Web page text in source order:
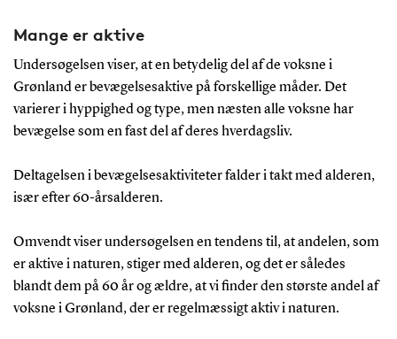
Mange er aktive
Undersøgelsen viser, at en betydelig del af de voksne i
Grønland er bevægelsesaktive på forskellige måder. Det
varierer i hyppighed og type, men næsten alle voksne har
bevægelse som en fast del af deres hverdagsliv.
Deltagelsen i bevægelsesaktiviteter falder i takt med alderen,
især efter 60-årsalderen.
Omvendt viser undersøgelsen en tendens til, at andelen, som
er aktive i naturen, stiger med alderen, og det er således
blandt dem på 60 år og ældre, at vi finder den største andel af
voksne i Grønland, der er regelmæssigt aktiv i naturen.